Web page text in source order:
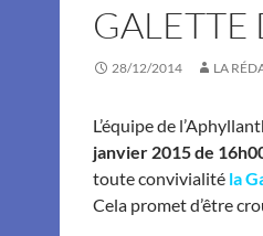
GALETTE
28/12/2014 LA
L’équipe de
janvier 2015 de
toute convivialité la
Cela promet d’être